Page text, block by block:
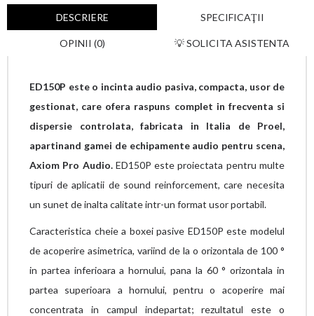
DESCRIERE SPECIFICAŢII
OPINII (0) 💡 SOLICITA ASISTENTA
ED150P este o incinta audio pasiva, compacta, usor de
gestionat, care ofera raspuns complet in frecventa si
dispersie controlata, fabricata in Italia de Proel,
apartinand gamei de echipamente audio pentru scena,
Axiom Pro Audio.ED150P este proiectata pentru multe
tipuri de aplicatii de sound reinforcement, care necesita
un sunet de inalta calitate intr-un format usor portabil.
Caracteristica cheie a boxei pasive ED150P este modelul
de acoperire asimetrica, variind de la o orizontala de 100 °
in partea inferioara a hornului, pana la 60 ° orizontala in
partea superioara a hornului, pentru o acoperire mai
concentrata in campul indepartat; rezultatul este o